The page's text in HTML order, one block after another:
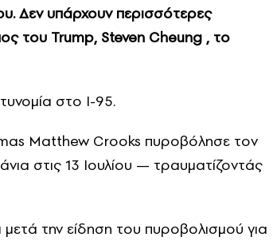
Δεν υπάρχουν περισσότερες
του Trump, Steven Cheung , το
στο I-95.
Matthew Crooks πυροβόλησε τον
στις 13 Ιουλίου — τραυματίζοντάς
την είδηση ​​του πυροβολισμού για